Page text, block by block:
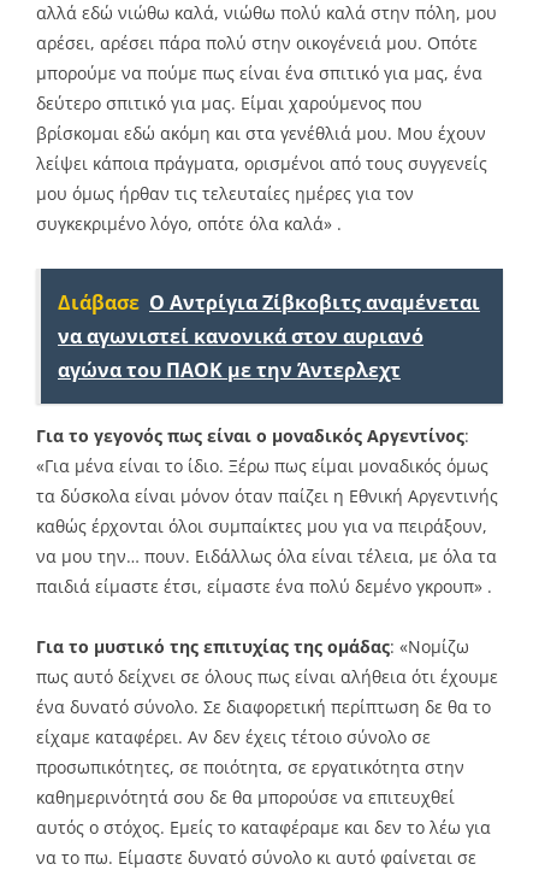
αλλά εδώ νιώθω καλά, νιώθω πολύ καλά στην πόλη, μου
αρέσει, αρέσει πάρα πολύ στην οικογένειά μου. Οπότε
μπορούμε να πούμε πως είναι ένα σπιτικό για μας, ένα
δεύτερο σπιτικό για μας. Είμαι χαρούμενος που
βρίσκομαι εδώ ακόμη και στα γενέθλιά μου. Μου έχουν
λείψει κάποια πράγματα, ορισμένοι από τους συγγενείς
μου όμως ήρθαν τις τελευταίες ημέρες για τον
συγκεκριμένο λόγο, οπότε όλα καλά» .
Διάβασε Ο Αντρίγια Ζίβκοβιτς αναμένεται
να αγωνιστεί κανονικά στον αυριανό
αγώνα του ΠΑΟΚ με την Άντερλεχτ
Για το γεγονός πως είναι ο μοναδικός Αργεντίνος:
«Για μένα είναι το ίδιο. Ξέρω πως είμαι μοναδικός όμως
τα δύσκολα είναι μόνον όταν παίζει η Εθνική Αργεντινής
καθώς έρχονται όλοι συμπαίκτες μου για να πειράξουν,
να μου την… πουν. Ειδάλλως όλα είναι τέλεια, με όλα τα
παιδιά είμαστε έτσι, είμαστε ένα πολύ δεμένο γκρουπ» .
Για το μυστικό της επιτυχίας της ομάδας: «Νομίζω
πως αυτό δείχνει σε όλους πως είναι αλήθεια ότι έχουμε
ένα δυνατό σύνολο. Σε διαφορετική περίπτωση δε θα το
είχαμε καταφέρει. Αν δεν έχεις τέτοιο σύνολο σε
προσωπικότητες, σε ποιότητα, σε εργατικότητα στην
καθημερινότητά σου δε θα μπορούσε να επιτευχθεί
αυτός ο στόχος. Εμείς το καταφέραμε και δεν το λέω για
να το πω. Είμαστε δυνατό σύνολο κι αυτό φαίνεται σε